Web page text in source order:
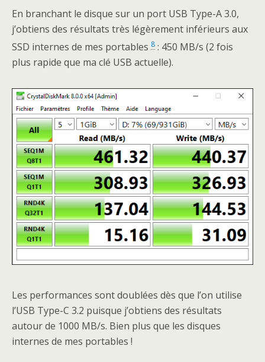
En branchant le disque sur un port USB Type-A 3.0,
j’obtiens des résultats très légèrement inférieurs aux
SSD internes de mes portables 8 : 450 MB/s (2 fois
plus rapide que ma clé USB actuelle).
Les performances sont doublées dès que l’on utilise
l’USB Type-C 3.2 puisque j’obtiens des résultats
autour de 1000 MB/s. Bien plus que les disques
internes de mes portables !